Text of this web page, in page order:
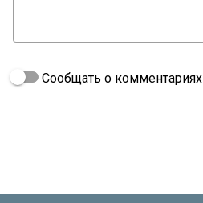
Сообщать о комментариях